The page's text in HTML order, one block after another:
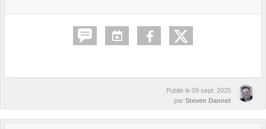
Publié le 09 sept. 2025
par Steven Dannet